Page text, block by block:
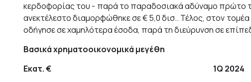
κερδοφορίας του - παρά το παραδοσιακά αδύναμο πρώτο
ανεκτέλεστο διαμορφώθηκε σε € 5,0 δισ.. Τέλος, στον
οδήγησε σε χαμηλότερα έσοδα, παρά τη διεύρυνση σε
Βασικά χρηματοοικονομικά μεγέθη
Εκατ.€ 1Q 2024